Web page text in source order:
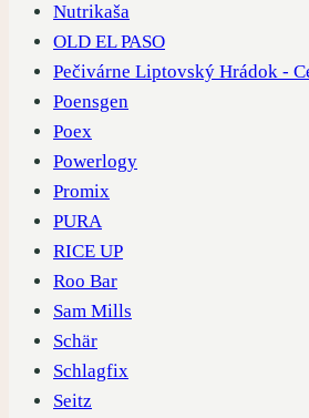
Nutrikaša
OLD EL PASO
Pečivárne Liptovský Hrádok -
Poensgen
Poex
Powerlogy
Promix
PURA
RICE UP
Roo Bar
Sam Mills
Schär
Schlagfix
Seitz